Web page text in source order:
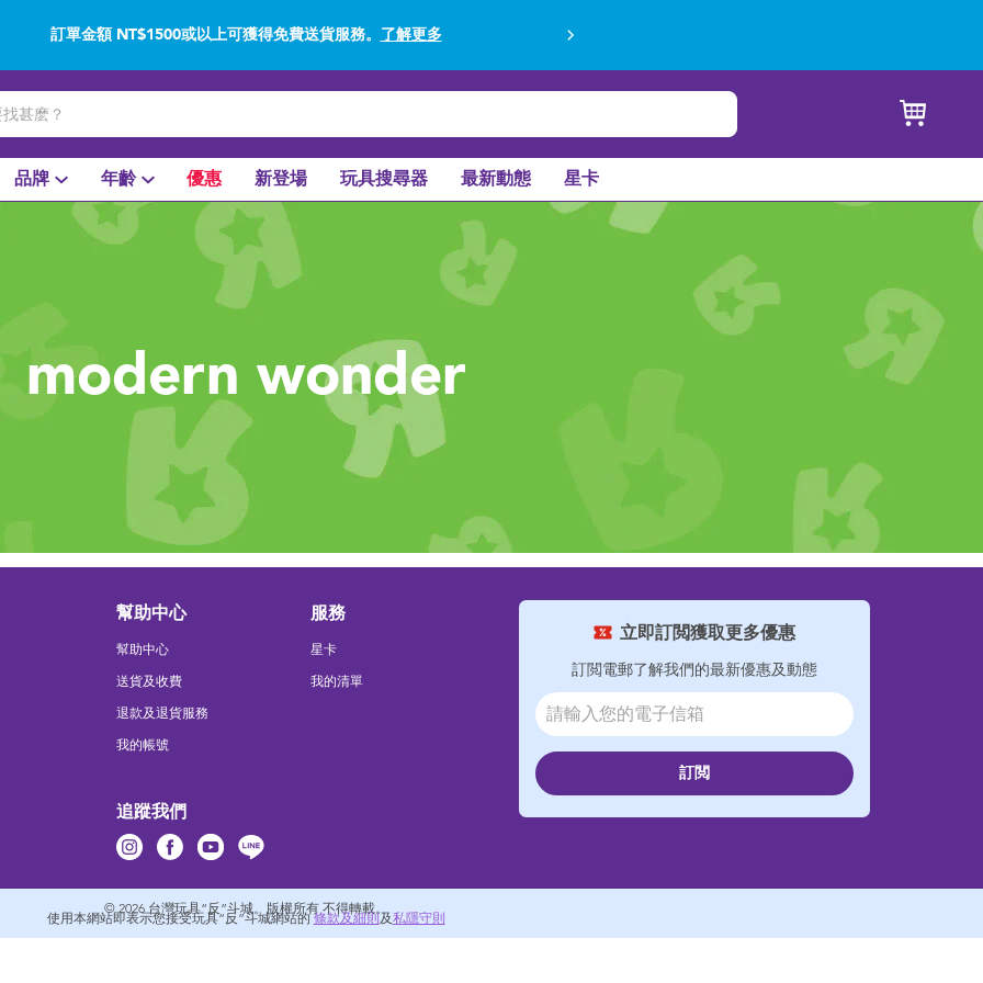
訂單金額 NT$1500或以上可獲得免費送貨服務。 了解更多
網上購買並使用門市取貨在店內取貨。了解更多
品牌 年齡 優惠 新登場 玩具搜尋器 最新動態 星卡
modern wonder
立即訂閲獲取更多優惠
訂閲電郵了解我們的最新優惠及動態
訂閲
追蹤我們
幫助中心
幫助中心
送貨及收費
退款及退貨服務
我的帳號
服務
星卡
我的清單
© 2026 台灣玩具“反”斗城。版權所有 不得轉載。
使用本網站即表示您接受玩具“反”斗城網站的條款及細則及私隱守則